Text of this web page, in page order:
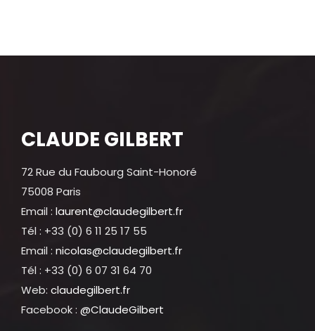
CLAUDE GILBERT
72 Rue du Faubourg Saint-Honoré
75008 Paris
Email : laurent@claudegilbert.fr
Tél : +33 (0) 6 11 25 17 55
Email : nicolas@claudegilbert.fr
Tél : +33 (0) 6 07 31 64 70
Web: claudegilbert.fr
Facebook : @ClaudeGilbert